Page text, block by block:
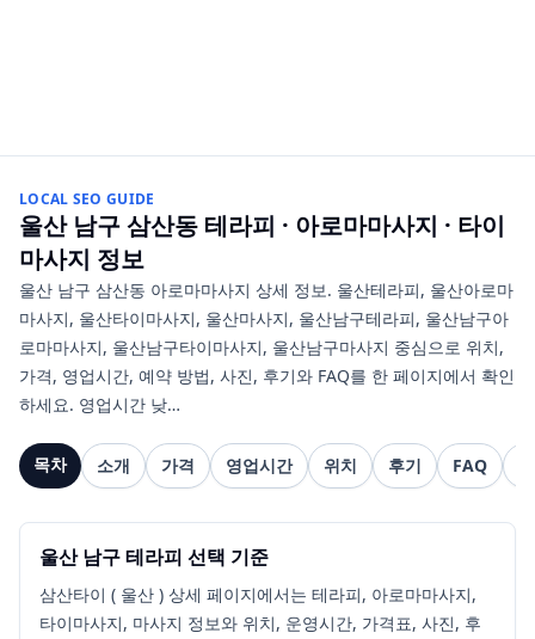
LOCAL SEO GUIDE
울산 남구 삼산동 테라피 · 아로마마사지 · 타이
마사지 정보
울산 남구 삼산동 아로마마사지 상세 정보. 울산테라피, 울산아로마
마사지, 울산타이마사지, 울산마사지, 울산남구테라피, 울산남구아
로마마사지, 울산남구타이마사지, 울산남구마사지 중심으로 위치,
가격, 영업시간, 예약 방법, 사진, 후기와 FAQ를 한 페이지에서 확인
하세요. 영업시간 낮…
목차 소개 가격 영업시간 위치 후기 FAQ
울산 남구 테라피 선택 기준
삼산타이 ( 울산 ) 상세 페이지에서는 테라피, 아로마마사지,
타이마사지, 마사지 정보와 위치, 운영시간, 가격표, 사진, 후